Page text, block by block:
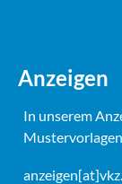
Anzeigen
In unserem